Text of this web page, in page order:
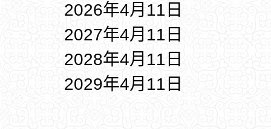
2026年4月11日
2027年4月11日
2028年4月11日
2029年4月11日